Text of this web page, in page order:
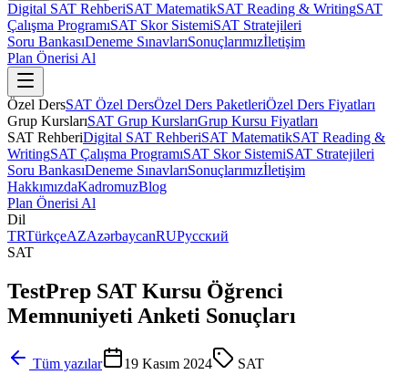
Digital SAT RehberiSAT MatematikSAT Reading & WritingSAT
Çalışma ProgramıSAT Skor SistemiSAT Stratejileri
Soru BankasıDeneme SınavlarıSonuçlarımızİletişim
Plan Önerisi Al
Özel DersSAT Özel DersÖzel Ders PaketleriÖzel Ders Fiyatları
Grup KurslarıSAT Grup KurslarıGrup Kursu Fiyatları
SAT RehberiDigital SAT RehberiSAT MatematikSAT Reading &
WritingSAT Çalışma ProgramıSAT Skor SistemiSAT Stratejileri
Soru BankasıDeneme SınavlarıSonuçlarımızİletişim
HakkımızdaKadromuzBlog
Plan Önerisi Al
Dil
TRTürkçeAZAzərbaycanRUРусский
SAT
TestPrep SAT Kursu Öğrenci
Memnuniyeti Anketi Sonuçları
Tüm yazılar 19 Kasım 2024
SAT